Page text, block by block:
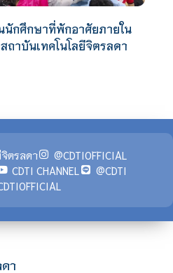
นักศึกษาที่พักอาศัยภายใน
าบันเทคโนโลยีจิตรลดา
ตรลดา
@CDTIOFFICIAL
CDTI CHANNEL
@CDTI
า